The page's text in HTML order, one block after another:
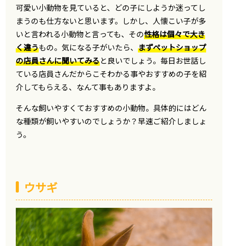
可愛い小動物を見ていると、どの子にしようか迷ってし
まうのも仕方ないと思います。しかし、人懐こい子が多
いと言われる小動物と言っても、その性格は個々で大き
く違うもの。気になる子がいたら、まずペットショップ
の店員さんに聞いてみると良いでしょう。毎日お世話し
ている店員さんだからこそわかる事やおすすめの子を紹
介してもらえる、なんて事もありますよ。
そんな飼いやすくておすすめの小動物。具体的にはどん
な種類が飼いやすいのでしょうか？早速ご紹介しましょ
う。
ウサギ